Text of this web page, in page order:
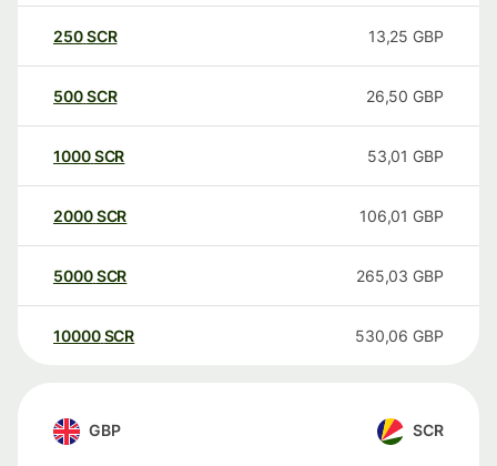
250SCR 13,25 GBP
500SCR 26,50 GBP
1000SCR 53,01 GBP
2000SCR 106,01 GBP
5000SCR 265,03 GBP
10000 SCR 530,06 GBP
GBP SCR